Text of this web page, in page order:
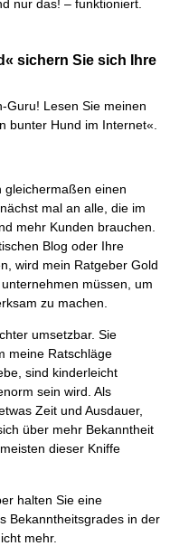
nur das! – funktioniert.
sichern Sie sich Ihre
Guru! Lesen Sie meinen
bunter Hund im Internet«.
gleichermaßen einen
mal an alle, die im
mehr Kunden brauchen.
Blog oder Ihre
wird mein Ratgeber Gold
müssen, um
zu machen.
umsetzbar. Sie
meine Ratschläge
sind kinderleicht
sein wird. Als
Zeit und Ausdauer,
über mehr Bekanntheit
dieser Kniffe
halten Sie eine
Bekanntheitsgrades in der
mehr.